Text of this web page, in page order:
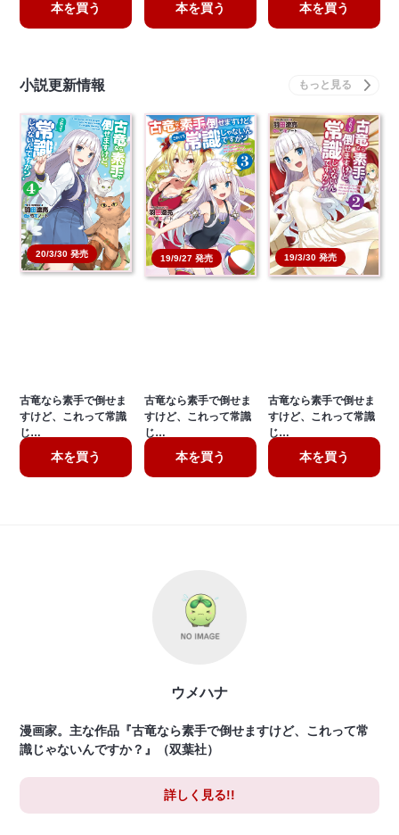
本を買う 本を買う 本を買う
小説更新情報
20/3/30 発売
古竜なら素手で倒せま
すけど、これって常識
じ…
本を買う
19/9/27 発売
古竜なら素手で倒せま
すけど、これって常識
じ…
本を買う
19/3/30 発売
古竜なら素手で倒せま
すけど、これって常識
じ…
本を買う
ウメハナ
漫画家。主な作品『古竜なら素手で倒せますけど、これって常
識じゃないんですか？』（双葉社）
詳しく見る!!